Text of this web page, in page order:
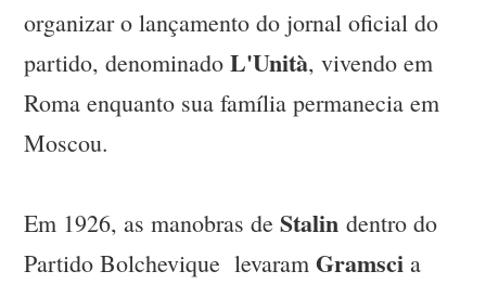
organizar o lançamento do jornal oficial do
partido, denominadoL'Unità, vivendo em
Roma enquanto sua família permanecia em
Moscou.
Em 1926, as manobras deStalin dentro do
Partido Bolchevique levaramGramsci a